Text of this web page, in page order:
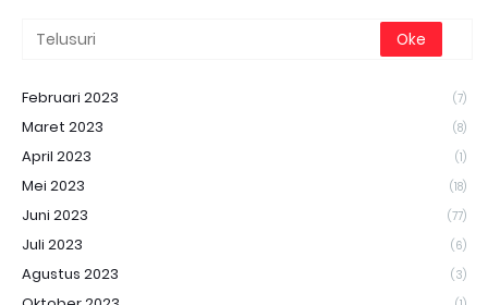
Februari 2023 (7)
Maret 2023 (8)
April 2023 (1)
Mei 2023 (18)
Juni 2023 (77)
Juli 2023 (6)
Agustus 2023 (3)